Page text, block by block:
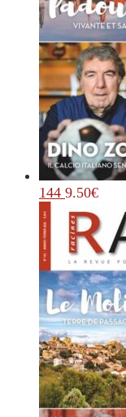
144 9.50€